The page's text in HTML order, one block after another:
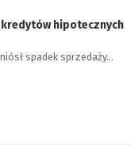
kredytów hipotecznych
spadek sprzedaży…